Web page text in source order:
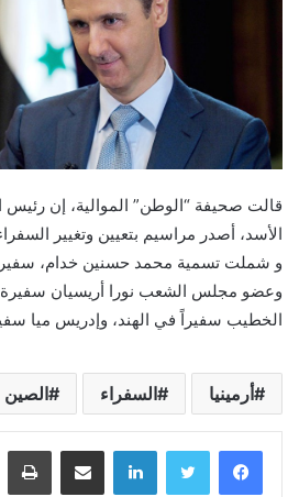
قالت صحيفة “الوطن” الموالية، إن رئيس
الأسد، أصدر مراسيم بتعيين وتغيير السفراء في
و شملت تسمية محمد حسنين خدام،
وعضو مجلس الشعب نورا أريسيان سفيرة
الخطيب سفيراً في الهند، وإدريس ميا
أرمينيا السفراء الصين
لينكدإن